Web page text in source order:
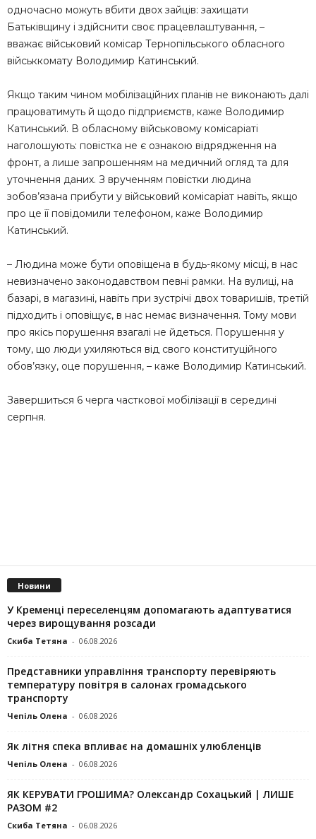
одночасно можуть вбити двох зайців: захищати
Батьківщину і здійснити своє працевлаштування, –
вважає військовий комісар Тернопільського обласного
військкомату Володимир Катинський.
Якщо таким чином мобілізаційних планів не виконають далі
працюватимуть й щодо підприємств, каже Володимир
Катинський. В обласному військовому комісаріаті
наголошують: повістка не є ознакою відрядження на
фронт, а лише запрошенням на медичний огляд та для
уточнення даних. З врученням повістки людина
зобов’язана прибути у військовий комісаріат навіть, якщо
про це її повідомили телефоном, каже Володимир
Катинський.
– Людина може бути оповіщена в будь-якому місці, в нас
невизначено законодавством певні рамки. На вулиці, на
базарі, в магазині, навіть при зустрічі двох товаришів, третій
підходить і оповіщує, в нас немає визначення. Тому мови
про якісь порушення взагалі не йдеться. Порушення у
тому, що люди ухиляються від свого конституційного
обов’язку, оце порушення, – каже Володимир Катинський.
Завершиться 6 черга часткової мобілізації в середині
серпня.
Новини
У Кременці переселенцям допомагають адаптуватися
через вирощування розсади
Скиба Тетяна - 06.08.2026
Представники управління транспорту перевіряють
температуру повітря в салонах громадського
транспорту
Чепіль Олена - 06.08.2026
Як літня спека впливає на домашніх улюбленців
Чепіль Олена - 06.08.2026
ЯК КЕРУВАТИ ГРОШИМА? Олександр Сохацький | ЛИШЕ
РАЗОМ #2
Скиба Тетяна - 06.08.2026